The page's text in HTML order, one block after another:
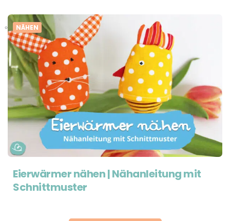
NÄHEN
Eierwärmer nähen | Nähanleitung mit
Schnittmuster